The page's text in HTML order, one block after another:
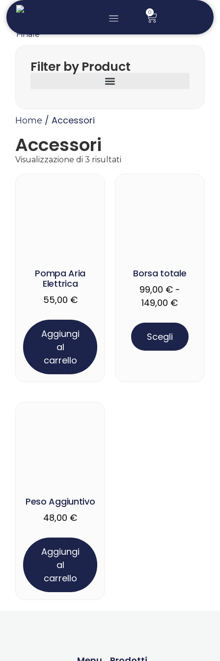
0
Filter by Product
Home / Accessori
Accessori
Visualizzazione di 3 risultati
Pompa Aria
Elettrica
55,00 €
Aggiungi
al
carrello
Borsa totale
99,00 € -
149,00 €
Scegli
Peso Aggiuntivo
48,00 €
Aggiungi
al
carrello